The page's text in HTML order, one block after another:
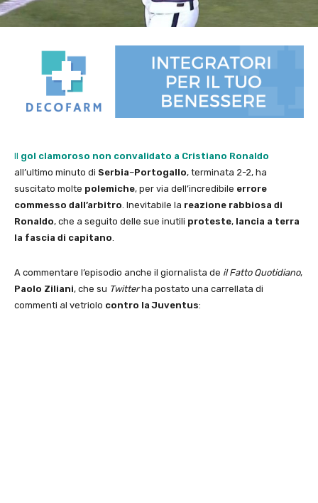
Il gol clamoroso non convalidato a Cristiano Ronaldo
all’ultimo minuto di Serbia–Portogallo, terminata 2-2, ha
suscitato molte polemiche, per via dell’incredibile errore
commesso dall’arbitro. Inevitabile la reazione rabbiosa di
Ronaldo, che a seguito delle sue inutili proteste, lancia a terra
la fascia di capitano.
A commentare l’episodio anche il giornalista de il Fatto Quotidiano,
Paolo Ziliani, che su Twitterha postato una carrellata di
commenti al vetriolo contro la Juventus: